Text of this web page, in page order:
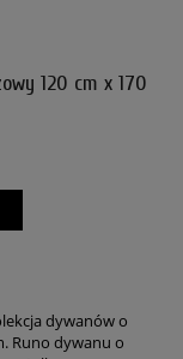
120 cm x 170
dywanów o
Runo dywanu o